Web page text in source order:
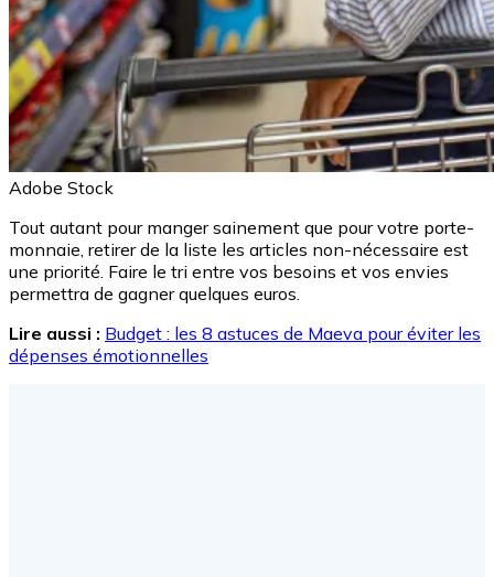
Adobe Stock
Tout autant pour manger sainement que pour votre porte-
monnaie, retirer de la liste les articles non-nécessaire est
une priorité. Faire le tri entre vos besoins et vos envies
permettra de gagner quelques euros.
Lire aussi : Budget : les 8 astuces de Maeva pour éviter les
dépenses émotionnelles